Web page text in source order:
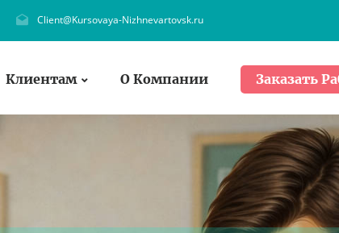
Client@Kursovaya-Nizhnevartovsk.ru
Клиентам О Компании Заказать